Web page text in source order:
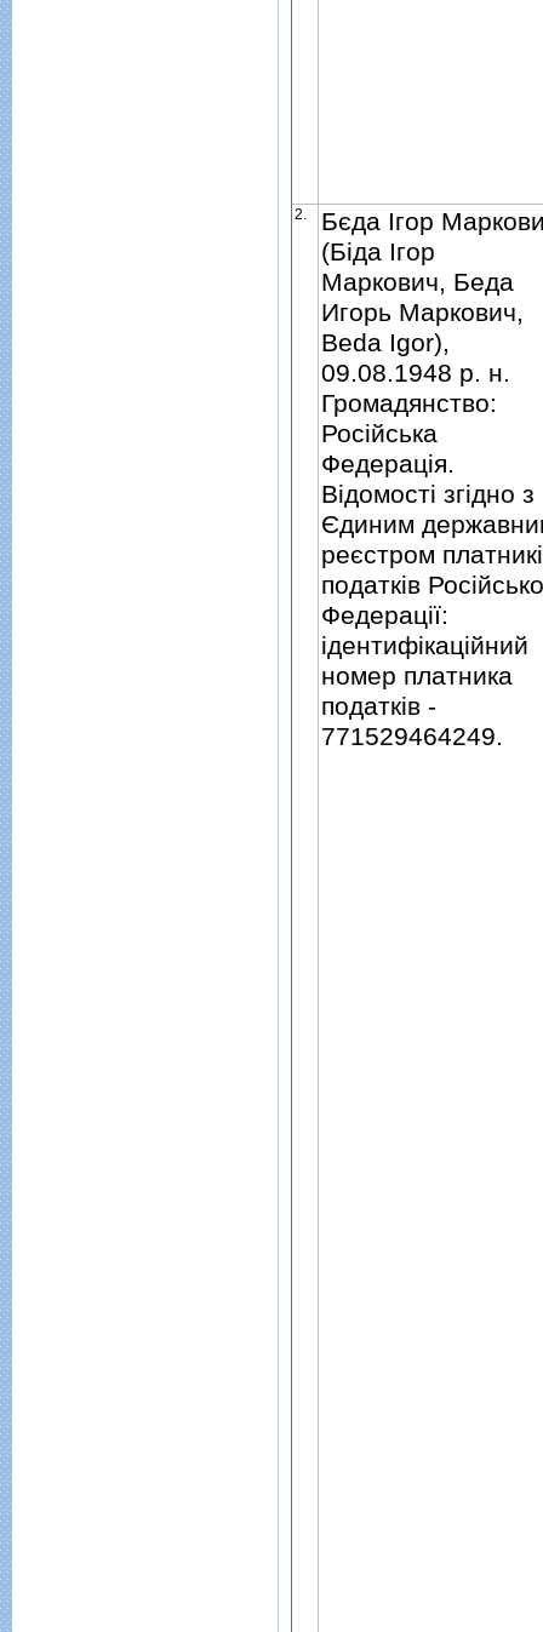
2.
Бєда Iгор
(Бiда Iгор
Маркович, Беда
Игорь Маркович,
Beda Igor),
09.08.1948 р. н.
Громадянство:
Росiйська
Федерацiя.
Вiдомостi згiдно з
Єдиним
реєстром
податкiв
Федерацiї:
iдентифiкацiйний
номер платника
податкiв -
771529464249.